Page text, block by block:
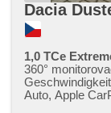
Dacia
1,0 TCe
360°
Auto, Apple